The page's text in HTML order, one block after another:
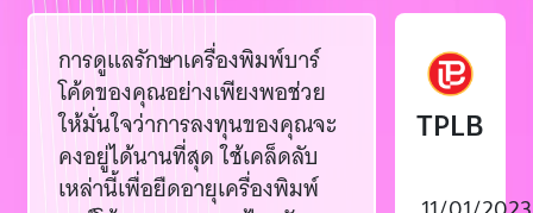
การดูแลรักษาเครื่องพิมพ์บาร์
โค้ดของคุณอย่างเพียงพอช่วย
ให้มั่นใจว่าการลงทุนของคุณจะ
คงอยู่ได้นานที่สุด ใช้เคล็ดลับ
เหล่านี้เพื่อยืดอายุเครื่องพิมพ์
TPLB